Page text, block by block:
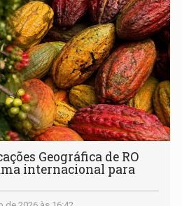
Geográfica de RO
internacional para